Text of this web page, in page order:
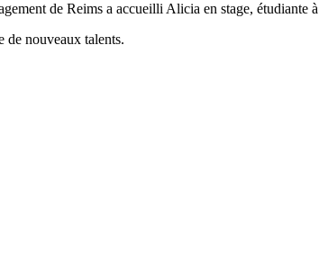
de Reims a accueilli Alicia en stage, étudiante à
de nouveaux talents.